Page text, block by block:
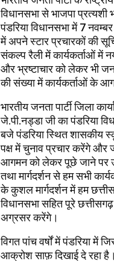
विधानसभा से भाजपा प्रत्यशी
पंडरिया विधानसभा में 7
में अपने स्टार प्रचारकों की
संकल्प रैली में कार्यकर्ताओं में
और भ्रष्टाचार को लेकर भी
की संख्या में कार्यकर्ताओं के
भारतीय जनता पार्टी जिला
जे.पी.नड्डा जी का पंडरिया
बजे पंडरिया स्थित शासकीय
पक्ष में चुनाव प्रचार करेंगे और
आगमन को लेकर पूछे जाने पर
तथा मार्गदर्शन से हम सभी
के कुशल मार्गदर्शन में हम
विधानसभा सहित पूरे
अग्रसर करेंगे।
विगत पांच वर्षों में पंडरिया में
आक्रोश साफ़ दिखाई दे रहा